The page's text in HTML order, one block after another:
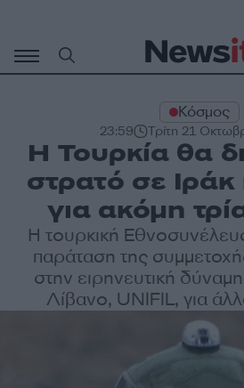
περιεχόμενο
Κόσμος
23:59 Τρίτη 21
Η Τουρκία θα
στρατό σε Ιράκ
για ακόμη
Η τουρκική
παράταση της
στην ειρηνευτική
Λίβανο, UNIFIL, για